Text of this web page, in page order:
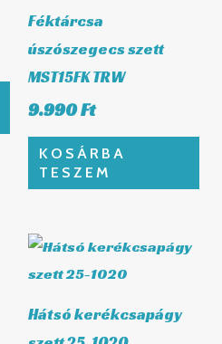
Féktárcsa
úszószegecs szett
MST15FK TRW
9.990Ft
KOSÁRBA
TESZEM
Hátsó kerékcsapágy